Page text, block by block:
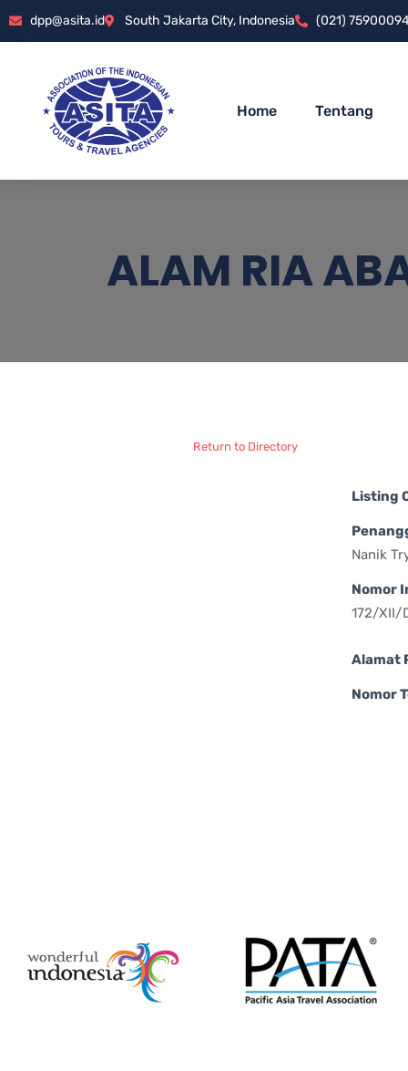
dpp@asita.id South Jakarta City, Indonesia (021)
Home Tentang
ALAM RIA
Return to Directory
Listing
Nanik
Nomor
172/XII/
Alamat
Nomor